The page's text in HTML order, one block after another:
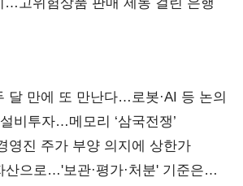
달 만에 또 만난다…로봇·AI 등 논의
비투자…메모리 ‘삼국전쟁’
영진 주가 부양 의지에 상한가
산으로…'보관·평가·처분' 기준은